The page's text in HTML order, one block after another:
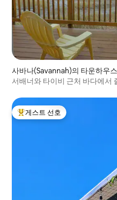
사바나(Savannah)의 타운하우스
서배너와 타이비 근처 바다에서
상위 게스트 선호
게스트 선호